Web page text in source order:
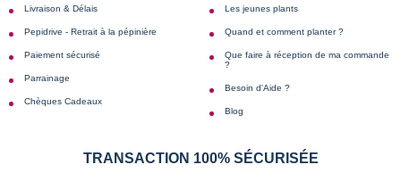
Livraison & Délais
Pepidrive - Retrait à la pépinière
Paiement sécurisé
Parrainage
Chèques Cadeaux
Les jeunes plants
Quand et comment planter ?
Que faire à réception de ma commande
?
Besoin d'Aide ?
Blog
TRANSACTION 100% SÉCURISÉE